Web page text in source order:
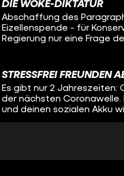
DIE WOKE-DIKTATUR
Abschaffung des
Eizellenspende - für
Regierung nur eine Frage
STRESSFREI FREUNDEN
Es gibt nur 2 Jahreszeiten:
der nächsten
und deinen sozialen Akku
Liebe kennt keine